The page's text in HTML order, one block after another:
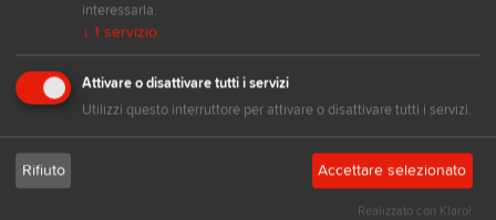
TI POSSONO INTERESSARE
QUESTI ARTICOLI
interessarla.
↓ 1 servizio
Attivare o disattivare tutti i servizi
Utilizzi questo interruttore per attivare o disattivare tutti i servizi.
Rifiuto Accettare selezionato
Realizzato con Klaro!